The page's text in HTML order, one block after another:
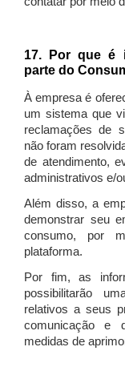
17. Por que é
parte do
À empresa é
um sistema que
reclamações de
não foram
de atendimento,
administrativos e/
Além disso, a
demonstrar seu
consumo, por
plataforma.
Por fim, as
possibilitarão
relativos a seus
comunicação e
medidas de